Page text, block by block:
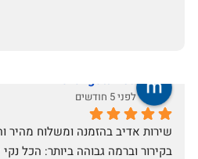
michal gottfried
לפני 5 חודשים